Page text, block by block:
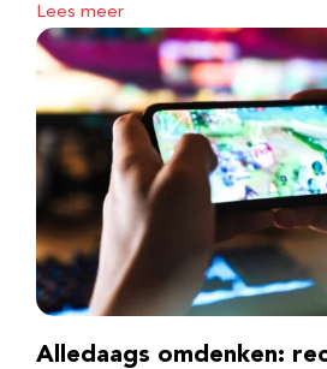
Lees meer
Alledaags omdenken: